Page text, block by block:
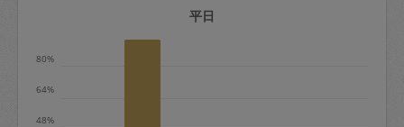
期は月2回まで隔週定期は月1回までキャ
ンセル料は発生しません。それ以上はキ
平日
48%
64%
80%